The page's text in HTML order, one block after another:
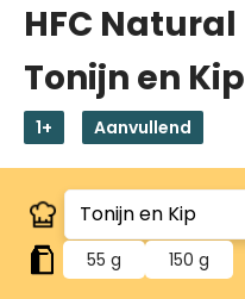
HFC Natural
Tonijn en Kip
1+ Aanvullend
55 g 150 g